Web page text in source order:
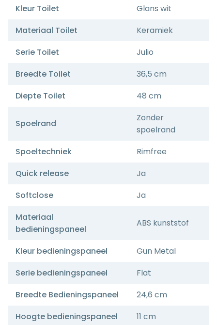
Kleur Toilet
Glans wit
Materiaal Toilet
Keramiek
Serie Toilet
Julio
Breedte Toilet
36,5 cm
Diepte Toilet
48 cm
Spoelrand
Zonder
spoelrand
Spoeltechniek
Rimfree
Quick release
Ja
Softclose
Ja
Materiaal
bedieningspaneel
ABS kunststof
Kleur bedieningspaneel
Gun Metal
Serie bedieningspaneel
Flat
Breedte Bedieningspaneel
24,6 cm
Hoogte bedieningspaneel
11 cm